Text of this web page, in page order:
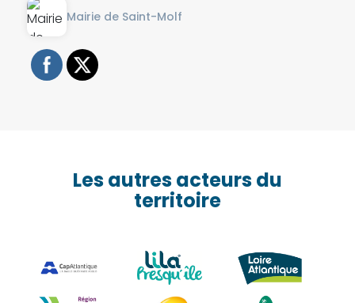
Mairie de Saint-Molf
Les autres acteurs du
territoire